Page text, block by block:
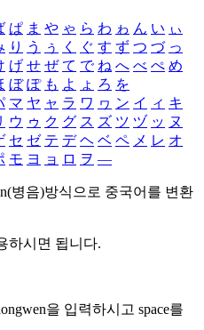
ぱ ま や ゃ ら わ ゎ ん い ぃ
り う ぅ く ぐ す ず つ づ っ
げ せ ぜ て で ね へ べ ぺ め
ぼ ぽ も よ ょ ろ を
マ ヤ ャ ラ ワ ヮ ン イ ィ キ
ウ ゥ ク グ ス ズ ツ ヅ ッ ヌ
セ ゼ テ デ ヘ ベ ペ メ レ オ
モ ヨ ョ ロ ヲ ―
병음)방식으로 중국어를 변환
하시면 됩니다.
을 입력하시고 space를